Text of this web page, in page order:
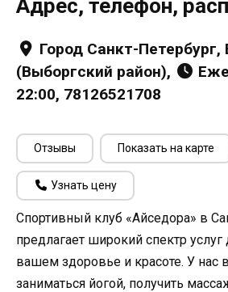
Адрес, телефон,
Город Санкт-Петербург,
(Выборгский район),
22:00, 78126521708
Отзывы Показать на карте
Узнать цену
Спортивный клуб «Айседора» в
предлагает широкий спектр
вашем здоровье и красоте. У нас
заниматься йогой, получить